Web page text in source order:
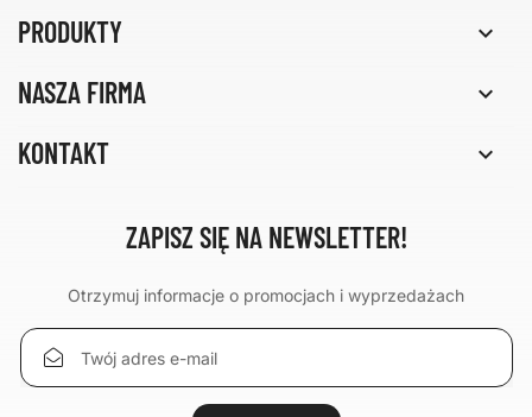
PRODUKTY 
NASZA FIRMA 
KONTAKT 
ZAPISZ SIĘ NA NEWSLETTER!
Otrzymuj informacje o promocjach i wyprzedażach